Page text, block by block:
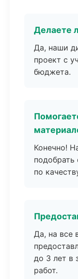
Делаете
Да, наши
проект с
бюджета.
Конечно!
по
Да, на все
до 3 лет в
работ.